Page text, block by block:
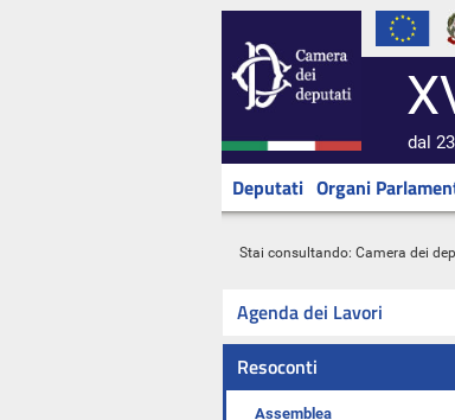
dal
Deputati Organi
Stai consultando: Camera dei
Agenda dei Lavori
Resoconti
Assemblea